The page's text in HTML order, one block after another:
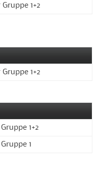
1+2
1+2
1+2
1